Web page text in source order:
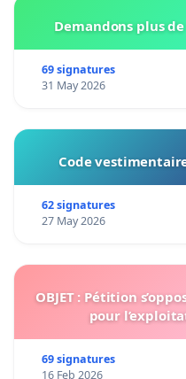
Demandons plus
69 signatures
31 May 2026
Code
62 signatures
27 May 2026
OBJET : Pétition
pour
69 signatures
16 Feb 2026